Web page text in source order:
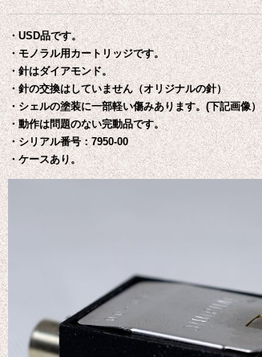
・USD品です。
・モノラル用カートリッジです。
・針はダイアモンド。
・針の交換はしていません（オリジナルの針）
・シェルの塗装に一部軽い傷みあります。(下記画像）
・動作は問題のない完動品です。
・シリアル番号：7950-00
・ケースあり。